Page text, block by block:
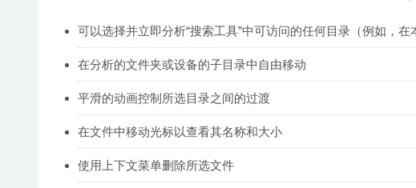
可以选择并立即分析“搜索工具”中可访问的任何目录（例如，
在分析的文件夹或设备的子目录中自由移动
平滑的动画控制所选目录之间的过渡
在文件中移动光标以查看其名称和大小
使用上下文菜单删除所选文件